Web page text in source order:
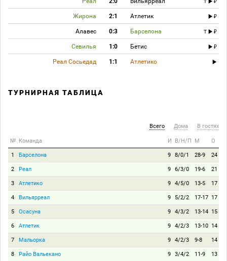
T
Жирона 2:1 Атлетик
Алавес 0:3 Барселона T
Севилья 1:0 Бетис
Реал Сосьедад 1:1 Атлетико
ТУРНИРНАЯ ТАБЛИЦА
Всего Дома В гостях
№ Команда И В/Н/П М О
1 Барселона 9 8/0/1 28-9 24
2 Реал 9 6/3/0 19-6 21
3 Атлетико 9 4/5/0 13-5 17
4 Вильярреал 9 5/2/2 17-17 17
5 Осасуна 9 4/3/2 13-14 15
6 Атлетик 9 4/2/3 13-10 14
7 Мальорка 9 4/2/3 9-8 14
8 Райо Вальекано 9 3/4/2 11-9 13